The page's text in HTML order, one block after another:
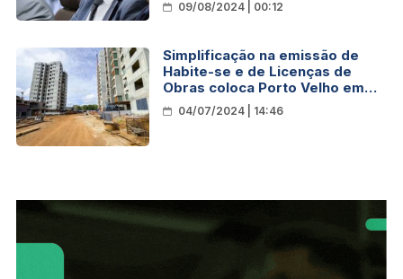
09/08/2024 | 00:12
Simplificação na emissão de
Habite-se e de Licenças de
Obras coloca Porto Velho em
destaque nacional
04/07/2024 | 14:46